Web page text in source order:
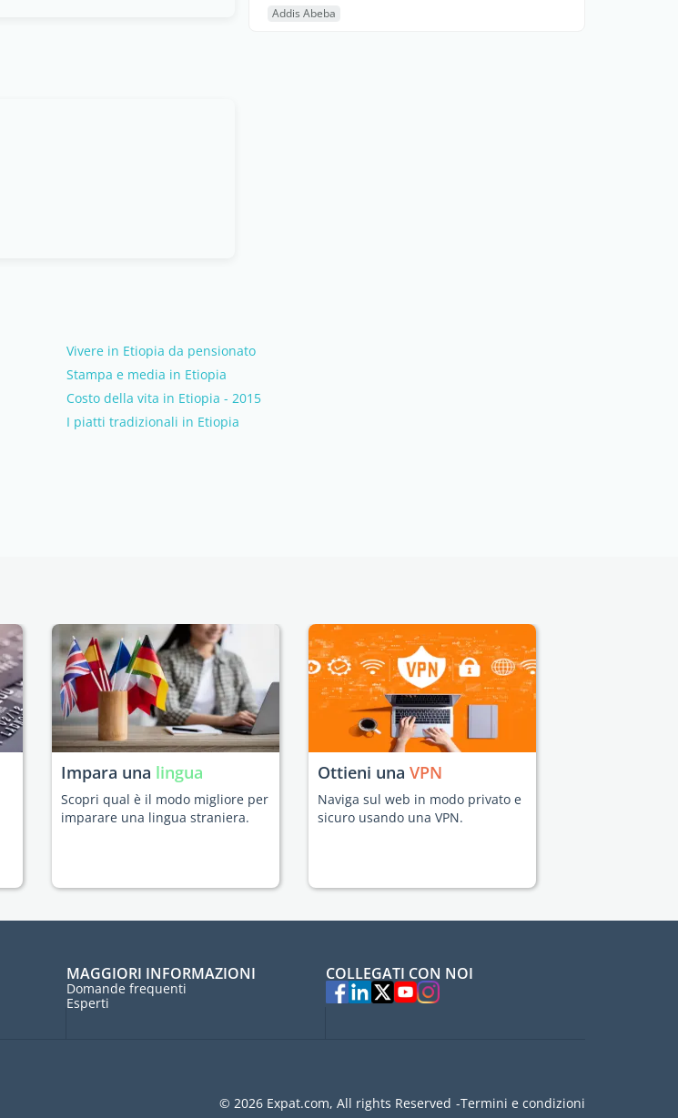
Addis Abeba
Vivere in Etiopia da pensionato
Stampa e media in Etiopia
Costo della vita in Etiopia - 2015
I piatti tradizionali in Etiopia
Impara una lingua
Scopri qual è il modo migliore per
imparare una lingua straniera.
Ottieni una VPN
Naviga sul web in modo privato e
sicuro usando una VPN.
MAGGIORI INFORMAZIONI
Domande frequenti
Esperti
COLLEGATI CON NOI
© 2026 Expat.com, All rights Reserved Termini e condizioni